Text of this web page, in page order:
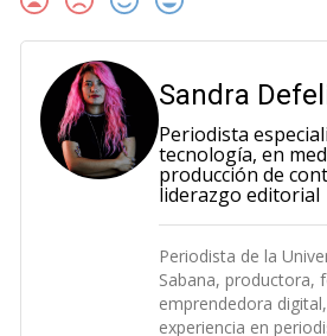
Sandra
Periodista
tecnología, en
producción de
liderazgo editorial
Periodista de la
Sabana, productora,
emprendedora
experiencia en